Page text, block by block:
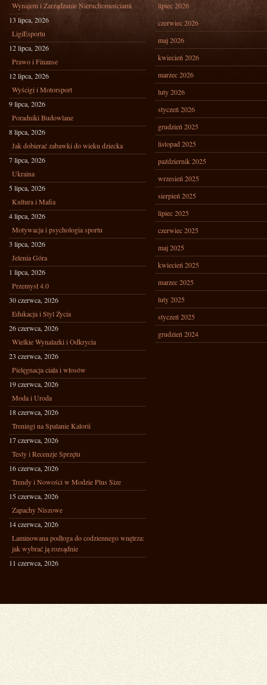
Wynajem i Zarządzanie Nieruchomościami
13 lipca, 2026
LigiEsportu
12 lipca, 2026
Prawo i Finanse
12 lipca, 2026
Wyścigi i Motorsport
9 lipca, 2026
Poradniki Budowlane
8 lipca, 2026
Jak dobierać zabawki do wieku dziecka
7 lipca, 2026
Ukraina
5 lipca, 2026
Kultura i Mafia
4 lipca, 2026
Motywacja i psychologia sportu
3 lipca, 2026
Jelenia Góra
1 lipca, 2026
Przemysł 4.0
30 czerwca, 2026
Edukacja i Styl Życia
26 czerwca, 2026
Wielkie Wynalazki i Odkrycia
23 czerwca, 2026
Pielęgnacja ciała i włosów
19 czerwca, 2026
Moda i Uroda
18 czerwca, 2026
Treningi na Spalanie Kalorii
17 czerwca, 2026
Testy i Recenzje Sprzętu
16 czerwca, 2026
Trendy i Nowości w Modzie Plus Size
15 czerwca, 2026
Zapachy Niszowe
14 czerwca, 2026
Laminowana podłoga do codziennego wnętrza:
jak wybrać ją rozsądnie
11 czerwca, 2026
lipiec 2026
czerwiec 2026
maj 2026
kwiecień 2026
marzec 2026
luty 2026
styczeń 2026
grudzień 2025
listopad 2025
październik 2025
wrzesień 2025
sierpień 2025
lipiec 2025
czerwiec 2025
maj 2025
kwiecień 2025
marzec 2025
luty 2025
styczeń 2025
grudzień 2024